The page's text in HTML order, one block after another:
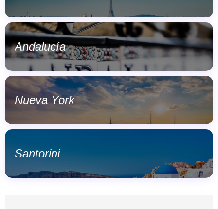
Andalucía
Nueva York
Santorini